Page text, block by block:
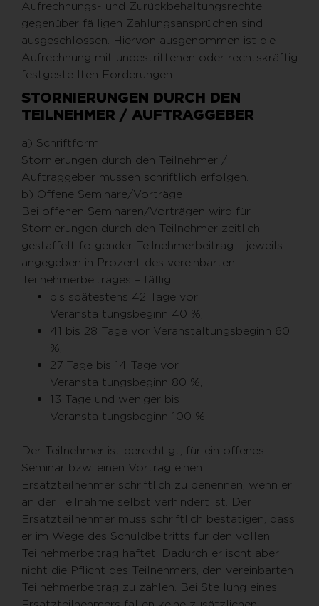
Aufrechnungs- und Zurückbehaltungsrechte
gegenüber fälligen Zahlungsansprüchen sind
ausgeschlossen. Hiervon ausgenommen ist die
Aufrechnung mit unbestrittenen oder rechtskräftig
festgestellten Forderungen.
STORNIERUNGEN DURCH DEN
TEILNEHMER / AUFTRAGGEBER
a) Schriftform
Stornierungen durch den Teilnehmer /
Auftraggeber müssen schriftlich erfolgen.
b) Offene Seminare/Vorträge
Bei offenen Seminaren/Vorträgen wird für
Stornierungen durch den Teilnehmer zeitlich
gestaffelt folgender Teilnehmerbeitrag – jeweils
angegeben in Prozent des vereinbarten
Teilnehmerbeitrages – fällig:
bis spätestens 42 Tage vor
Veranstaltungsbeginn 40 %,
41 bis 28 Tage vor Veranstaltungsbeginn 60
%,
27 Tage bis 14 Tage vor
Veranstaltungsbeginn 80 %,
13 Tage und weniger bis
Veranstaltungsbeginn 100 %
Der Teilnehmer ist berechtigt, für ein offenes
Seminar bzw. einen Vortrag einen
Ersatzteilnehmer schriftlich zu benennen, wenn er
an der Teilnahme selbst verhindert ist. Der
Ersatzteilnehmer muss schriftlich bestätigen, dass
er im Wege des Schuldbeitritts für den vollen
Teilnehmerbeitrag haftet. Dadurch erlischt aber
nicht die Pflicht des Teilnehmers, den vereinbarten
Teilnehmerbeitrag zu zahlen. Bei Stellung eines